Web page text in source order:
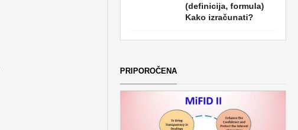
(definicija, formula)
Kako izračunati?
PRIPOROČENA